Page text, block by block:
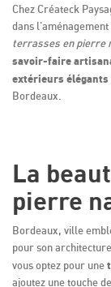
Chez Créateck
dans
terrasses en pierre
savoir-faire
extérieurs
Bordeaux.
La
pierre
Bordeaux, ville
pour son
vous optez pour une
ajoutez une touche